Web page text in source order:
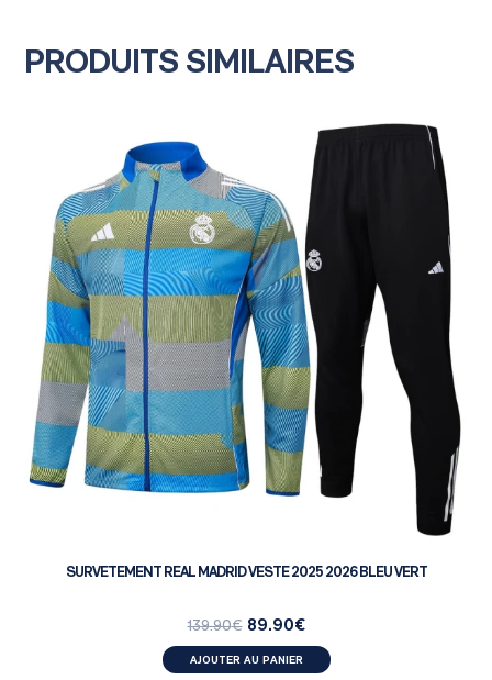
PRODUITS SIMILAIRES
SURVETEMENT REAL MADRID VESTE 2025 2026 BLEU VERT
139.90€ 89.90€
AJOUTER AU PANIER